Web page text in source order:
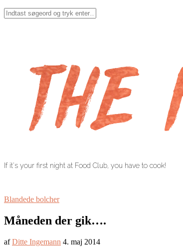
If it's your first night at Food Club, you have to cook!
Blandede bolcher
Måneden der gik….
afDitte Ingemann 4. maj 2014